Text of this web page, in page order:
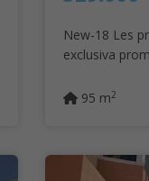
New-18 Les
exclusiva
95 m2